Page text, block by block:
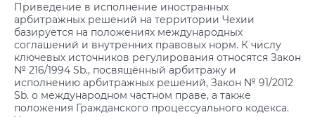
Приведение в исполнение иностранных
арбитражных решений на территории Чехии
базируется на положениях международных
соглашений и внутренних правовых норм. К числу
ключевых источников регулирования относятся Закон
№ 216/1994 Sb., посвящённый арбитражу и
исполнению арбитражных решений, Закон № 91/2012
Sb. о международном частном праве, а также
положения Гражданского процессуального кодекса.